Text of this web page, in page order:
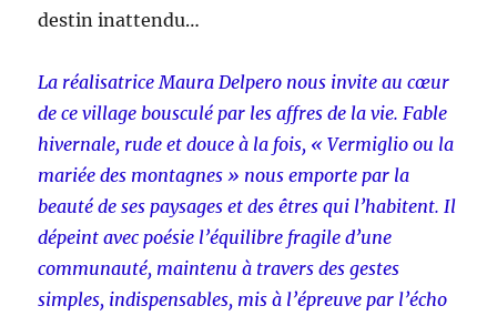
destin inattendu…
La réalisatrice Maura Delpero nous invite au cœur
de ce village bousculé par les affres de la vie. Fable
hivernale, rude et douce à la fois, « Vermiglio ou la
mariée des montagnes » nous emporte par la
beauté de ses paysages et des êtres qui l’habitent. Il
dépeint avec poésie l’équilibre fragile d’une
communauté, maintenu à travers des gestes
simples, indispensables, mis à l’épreuve par l’écho